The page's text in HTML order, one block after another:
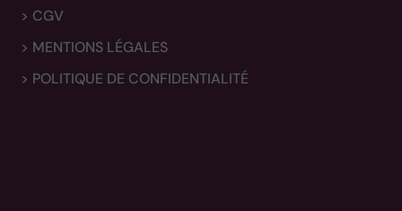
> CGV
> MENTIONS LÉGALES
> POLITIQUE DE CONFIDENTIALITÉ